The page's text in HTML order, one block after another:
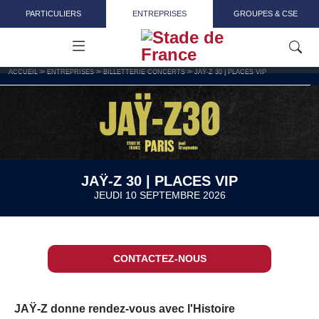
PARTICULIERS ENTREPRISES GROUPES & CSE
ACCUEIL ENTREPRISES BILLETTERIE CONCERTS JAŸ-Z 30 | PLACES VIP
JAŸ-Z 30 | PLACES VIP
JEUDI 10 SEPTEMBRE 2026
CONTACTEZ-NOUS
JAŸ-Z donne rendez-vous avec l'Histoire